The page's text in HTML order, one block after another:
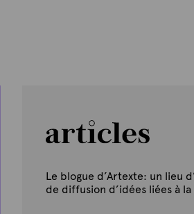
Le blogue d’Artexte: un lieu
de diffusion d’idées liées à